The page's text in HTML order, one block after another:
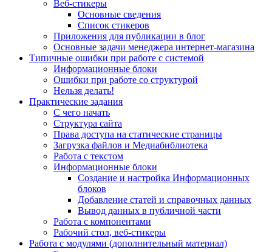
Веб-стикеры
Основные сведения
Список стикеров
Приложения для публикации в блог
Основные задачи менеджера интернет-магазина
Типичные ошибки при работе с системой
Информационные блоки
Ошибки при работе со структурой
Нельзя делать!
Практические задания
С чего начать
Структура сайта
Права доступа на статические страницы
Загрузка файлов и Медиабиблиотека
Работа с текстом
Информационные блоки
Создание и настройка Информационных
блоков
Добавление статей и справочных данных
Вывод данных в публичной части
Работа с компонентами
Рабочий стол, веб-стикеры
Работа с модулями (дополнительный материал)